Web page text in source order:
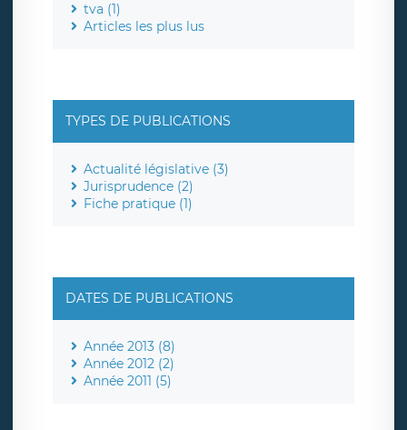
tva (1)
Articles les plus lus
TYPES DE PUBLICATIONS
Actualité législative (3)
Jurisprudence (2)
Fiche pratique (1)
DATES DE PUBLICATIONS
Année 2013 (8)
Année 2012 (2)
Année 2011 (5)